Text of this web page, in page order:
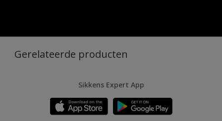
Gerelateerde producten
Sikkens Expert App